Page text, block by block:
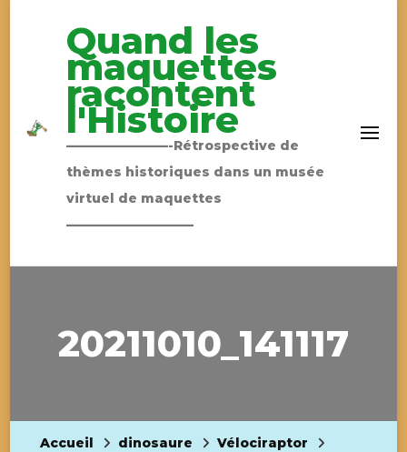
Quand les
maquettes
racontent
l'Histoire
————————-Rétrospective de
thèmes historiques dans un musée
virtuel de maquettes
——————————
20211010_141117
Accueil dinosaure
Vélociraptor